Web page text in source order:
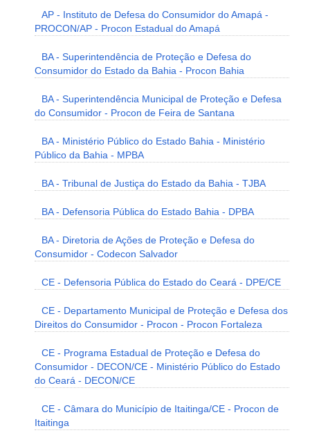
AP - Instituto de Defesa do Consumidor do Amapá -
PROCON/AP - Procon Estadual do Amapá
BA - Superintendência de Proteção e Defesa do
Consumidor do Estado da Bahia - Procon Bahia
BA - Superintendência Municipal de Proteção e Defesa
do Consumidor - Procon de Feira de Santana
BA - Ministério Público do Estado Bahia - Ministério
Público da Bahia - MPBA
BA - Tribunal de Justiça do Estado da Bahia - TJBA
BA - Defensoria Pública do Estado Bahia - DPBA
BA - Diretoria de Ações de Proteção e Defesa do
Consumidor - Codecon Salvador
CE - Defensoria Pública do Estado do Ceará - DPE/CE
CE - Departamento Municipal de Proteção e Defesa dos
Direitos do Consumidor - Procon - Procon Fortaleza
CE - Programa Estadual de Proteção e Defesa do
Consumidor - DECON/CE - Ministério Público do Estado
do Ceará - DECON/CE
CE - Câmara do Município de Itaitinga/CE - Procon de
Itaitinga